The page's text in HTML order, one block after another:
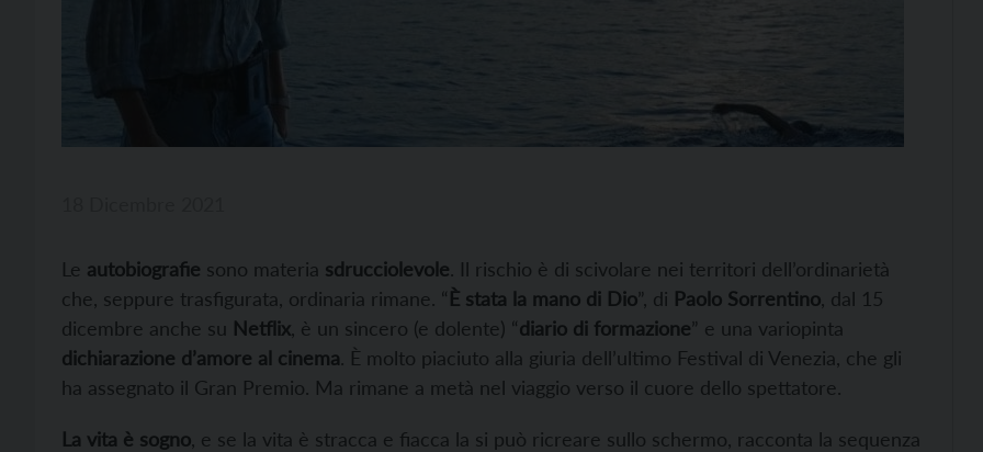
Le autobiografie sono materia sdrucciolevole. Il rischio è di scivolare nei territori dell’ordinarietà
che, seppure trasfigurata, ordinaria rimane. “È stata la mano di Dio”, di Paolo Sorrentino , dal 15
dicembre anche su Netflix , è un sincero (e dolente) “diario di formazione” e una variopinta
dichiarazione d’amore al cinema. È molto piaciuto alla giuria dell’ultimo Festival di Venezia, che gli
ha assegnato il Gran Premio. Ma rimane a metà nel viaggio verso il cuore dello spettatore.
La vita è sogno , e se la vita è stracca e fiacca la si può ricreare sullo schermo, racconta la sequenza